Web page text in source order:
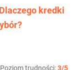
kredki
Poziom trudności:3/5